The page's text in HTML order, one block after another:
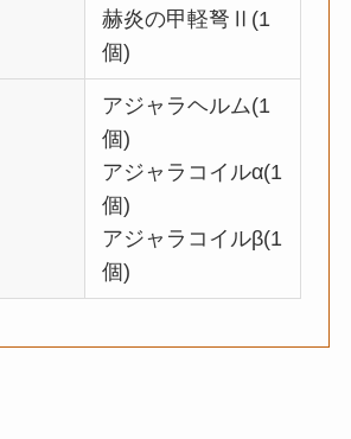
赫炎の甲軽弩Ⅱ(1
個)
アジャラヘルム(1
個)
アジャラコイルα(1
個)
アジャラコイルβ(1
個)